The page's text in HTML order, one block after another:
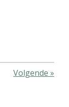
Volgende »